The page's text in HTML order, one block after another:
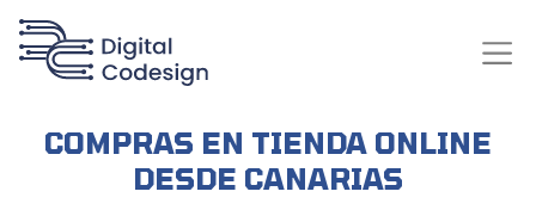
COMPRAS EN TIENDA ONLINE
DESDE CANARIAS